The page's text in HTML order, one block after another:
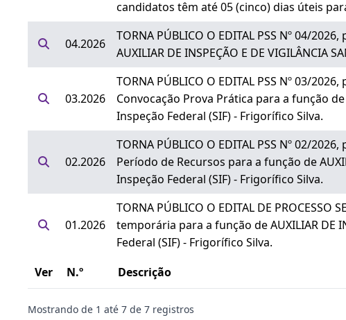
candidatos têm até 05 (cinco) dias úteis
04.2026
TORNA PÚBLICO O EDITAL PSS Nº 04/
AUXILIAR DE INSPEÇÃO E DE VIGILÂNCIA
03.2026
TORNA PÚBLICO O EDITAL PSS Nº 03/
Convocação Prova Prática para a função de
Inspeção Federal (SIF) - Frigorífico Silva.
02.2026
TORNA PÚBLICO O EDITAL PSS Nº 02/
Período de Recursos para a função de
Inspeção Federal (SIF) - Frigorífico Silva.
01.2026
TORNA PÚBLICO O EDITAL DE
temporária para a função de AUXILIAR DE
Federal (SIF) - Frigorífico Silva.
Ver N.º Descrição
Mostrando de 1 até 7 de 7 registros